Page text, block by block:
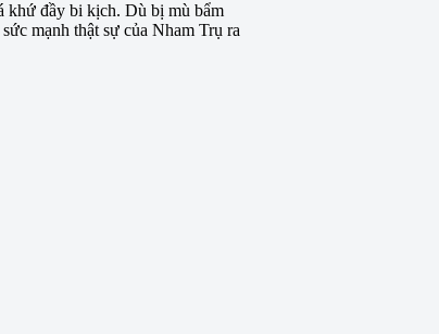
khứ đầy bi kịch. Dù bị mù bẩm
mạnh thật sự của Nham Trụ ra